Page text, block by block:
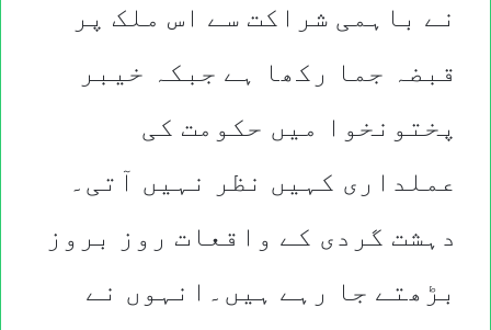
نے باہمی شراکت سے اس ملک پر
قبضہ جما رکھا ہے جبکہ خیبر
پختونخوا میں حکومت کی
عملداری کہیں نظر نہیں آتی۔
دہشت گردی کے واقعات روز بروز
بڑھتے جا رہے ہیں۔انہوں نے